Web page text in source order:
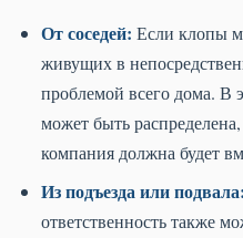
От соседей: Если клопы
живущих в
проблемой всего дома. В
может быть
компания должна будет
Из подъезда или подвала:
ответственность также